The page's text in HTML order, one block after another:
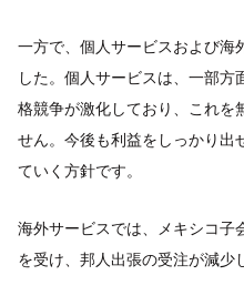
一方で、個人サービスおよび海
した。個人サービスは、一部
格競争が激化しており、これを
せん。今後も利益をしっかり出
ていく方針です。
海外サービスでは、メキシコ子
を受け、邦人出張の受注が減少